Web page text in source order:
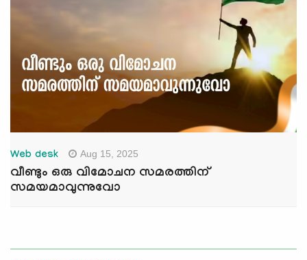
Web desk Aug 15, 2025
വീണ്ടും ഒരു വിമോചന സമരത്തിന്
സമയമാവുന്നുവോ